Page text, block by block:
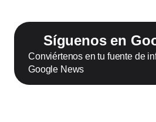
Síguenos en
Conviértenos en tu fuente de
Google News